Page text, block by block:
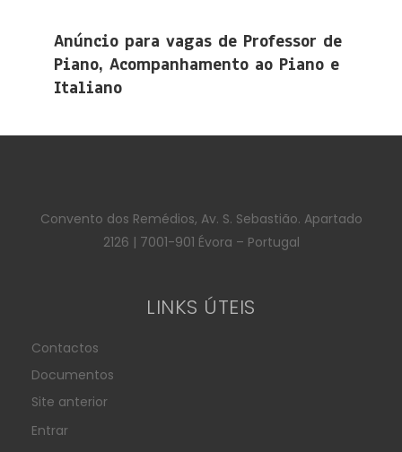
Anúncio para vagas de Professor de
Piano, Acompanhamento ao Piano e
Italiano
Convento dos Remédios, Av. S. Sebastião. Apartado
2126 | 7001-901 Évora – Portugal
LINKS ÚTEIS
Contactos
Documentos
Site anterior
Entrar